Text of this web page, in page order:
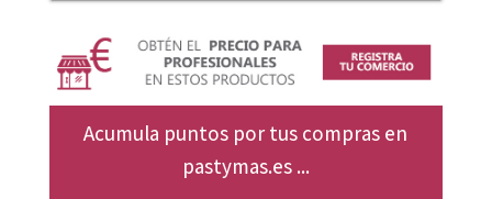
Acumula puntos por tus compras en
pastymas.es ...